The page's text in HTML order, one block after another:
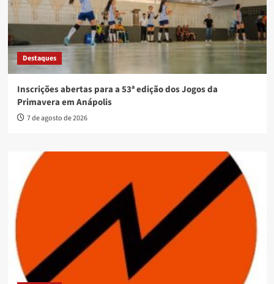
Destaques
Inscrições abertas para a 53ª edição dos Jogos da
Primavera em Anápolis
7 de agosto de 2026